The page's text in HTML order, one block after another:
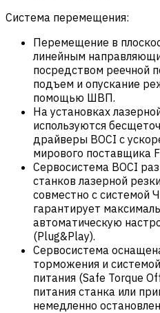
Система перемещения:
Перемещение в
линейным
посредством реечной
подъем и опускание
помощью ШВП.
На установках
используются
драйверы BOCI с
мирового поставщика
Сервосистема BOCI
станков лазерной
совместно с системой
гарантирует
автоматическую
(Plug&Play).
Сервосистема
торможения и
питания (Safe Torque
питания станка или
немедленно